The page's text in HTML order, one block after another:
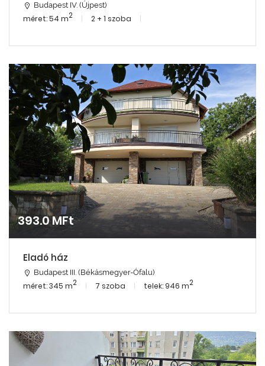
Budapest IV. (Újpest)
méret: 54 m2 2 + 1 szoba
393.0 MFt
Eladó ház
Budapest III. (Békásmegyer-Ófalu)
méret: 345 m2 7 szoba telek: 946 m2